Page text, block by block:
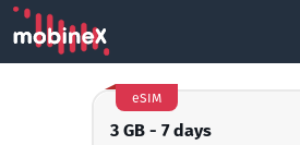
3 GB - 7 days
eSIM